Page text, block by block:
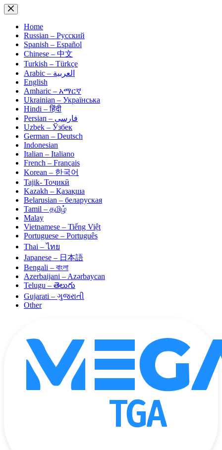
Skip
to
contentHome
Russian – Русский
Spanish – Español
Chinese – 中文
Turkish – Türkçe
Arabic – العربية
English
Amharic – አማርኛ
Ukrainian – Українська
Hindi – हिंदी
Persian – فارسی
Uzbek – Ўзбек
German – Deutsch
Indonesian
Italian – Italiano
French – Français
Korean – 한국어
Tajik- Тоҷикӣ
Kazakh – Қазақша
Belarusian – беларуская
Tamil – தமிழ்
Malay
Vietnamese – Tiếng Việt
Portuguese – Português
Thai – ไทย
Japanese – 日本語
Bengali – বাংলা
Azerbaijani – Azərbaycan
Telugu – తెలుగు
Gujarati – ગુજરાતી
Other